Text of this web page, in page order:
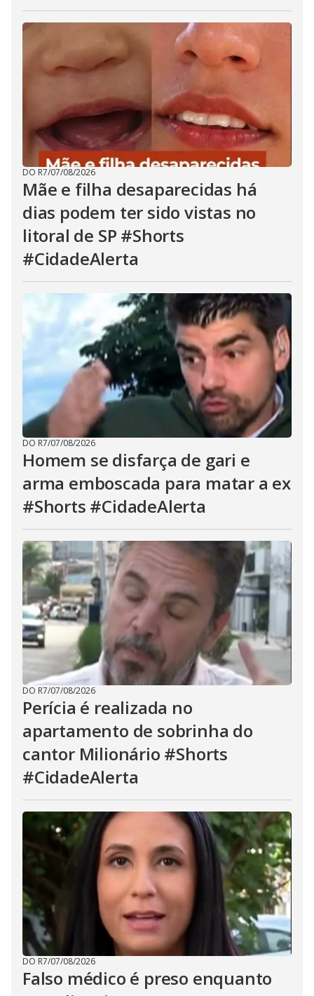
DO R7/07/08/2026
Mãe e filha desaparecidas há
dias podem ter sido vistas no
litoral de SP #Shorts
#CidadeAlerta
DO R7/07/08/2026
Homem se disfarça de gari e
arma emboscada para matar a ex
#Shorts #CidadeAlerta
DO R7/07/08/2026
Perícia é realizada no
apartamento de sobrinha do
cantor Milionário #Shorts
#CidadeAlerta
DO R7/07/08/2026
Falso médico é preso enquanto